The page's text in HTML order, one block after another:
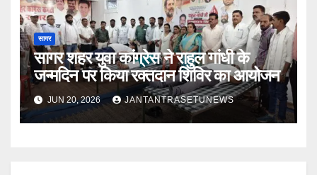
सागर
सागर शहर युवा कांग्रेस ने राहुल गांधी के
जन्मदिन पर किया रक्तदान शिविर का आयोजन
JUN 20, 2026 JANTANTRASETUNEWS